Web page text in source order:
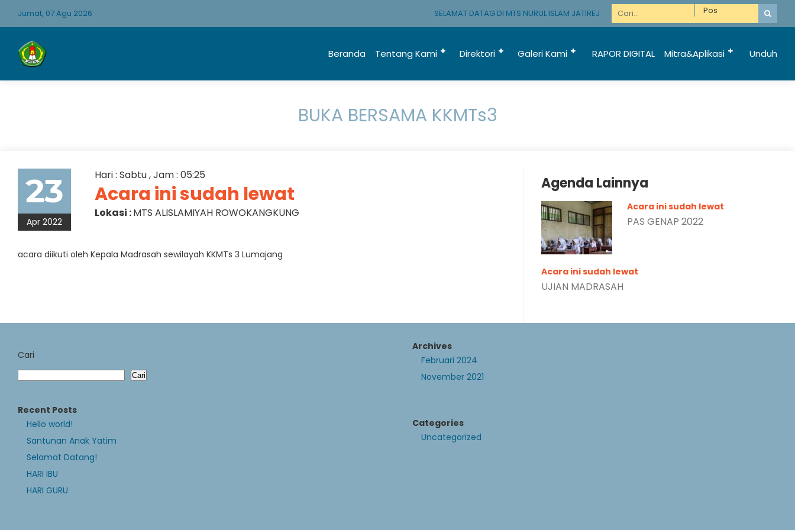
Jumat, 07 Agu 2026 SELAMAT DATAG DI MTS NURUL ISLAM JATIREJO KUNIR LUMAJANG
Beranda Tentang Kami Direktori Galeri Kami RAPOR DIGITAL Mitra&Aplikasi Unduh
BUKA BERSAMA KKMTs3
23
Apr 2022
Hari : Sabtu , Jam : 05:25
Acara ini sudah lewat
Lokasi :MTS ALISLAMIYAH ROWOKANGKUNG
acara diikuti oleh Kepala Madrasah sewilayah KKMTs 3 Lumajang
Agenda Lainnya
Acara ini sudah lewat
PAS GENAP 2022
Acara ini sudah lewat
UJIAN MADRASAH
Cari
Cari
Recent Posts
Hello world!
Santunan Anak Yatim
Selamat Datang!
HARI IBU
HARI GURU
Archives
Februari 2024
November 2021
Categories
Uncategorized